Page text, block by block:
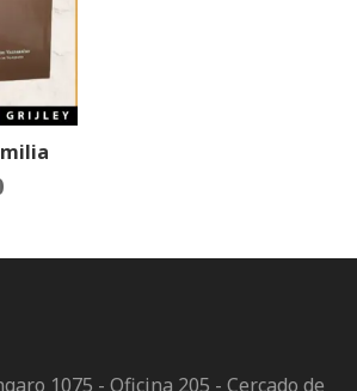
1075 - Oficina 205 - Cercado de